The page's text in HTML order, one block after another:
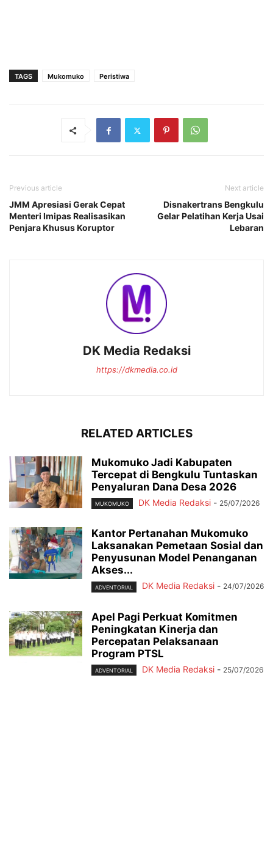
TAGS Mukomuko Peristiwa
Previous article
JMM Apresiasi Gerak Cepat
Menteri Imipas Realisasikan
Penjara Khusus Koruptor
Next article
Disnakertrans Bengkulu
Gelar Pelatihan Kerja Usai
Lebaran
DK Media Redaksi
https://dkmedia.co.id
RELATED ARTICLES
Mukomuko Jadi Kabupaten
Tercepat di Bengkulu Tuntaskan
Penyaluran Dana Desa 2026
MUKOMUKO DK Media Redaksi - 25/07/2026
Kantor Pertanahan Mukomuko
Laksanakan Pemetaan Sosial dan
Penyusunan Model Penanganan
Akses...
ADVENTORIAL DK Media Redaksi - 24/07/2026
Apel Pagi Perkuat Komitmen
Peningkatan Kinerja dan
Percepatan Pelaksanaan
Program PTSL
ADVENTORIAL DK Media Redaksi - 25/07/2026